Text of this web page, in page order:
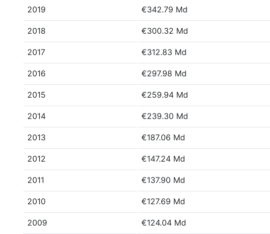
2019 €342.79 Md
2018 €300.32 Md
2017 €312.83 Md
2016 €297.98 Md
2015 €259.94 Md
2014 €239.30 Md
2013 €187.06 Md
2012 €147.24 Md
2011 €137.90 Md
2010 €127.69 Md
2009 €124.04 Md